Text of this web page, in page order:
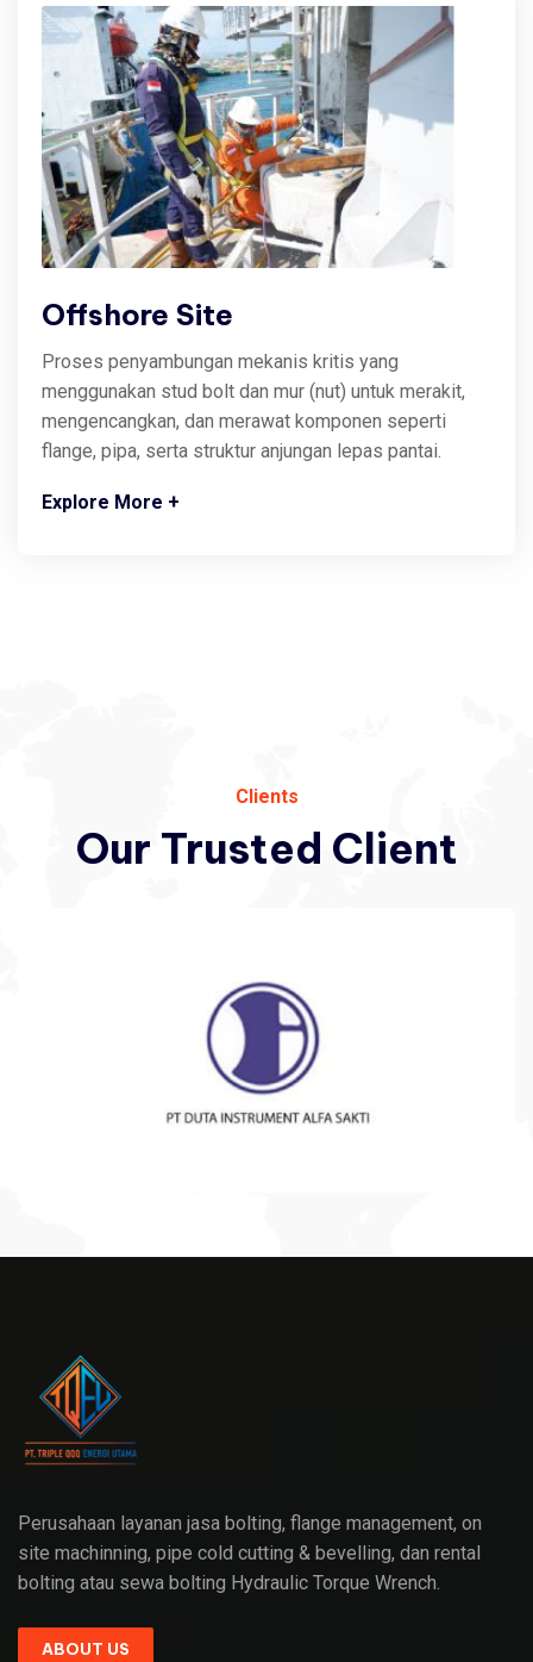
Offshore Site
Proses penyambungan mekanis kritis yang
menggunakan stud bolt dan mur (nut) untuk merakit,
mengencangkan, dan merawat komponen seperti
flange, pipa, serta struktur anjungan lepas pantai.
Explore More +
Clients
Our Trusted Client
Perusahaan layanan jasa bolting, flange management, on
site machinning, pipe cold cutting & bevelling, dan rental
bolting atau sewa bolting Hydraulic Torque Wrench.
ABOUT US